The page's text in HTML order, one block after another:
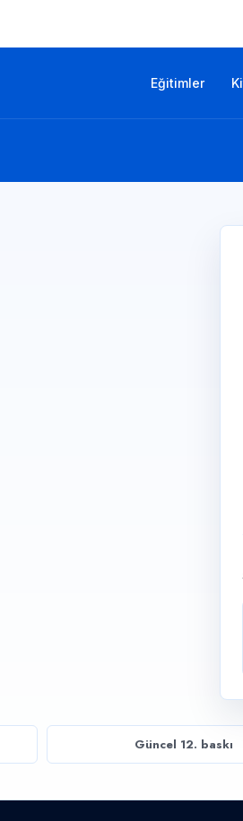
Eğitimler
Güncel 12. baskı